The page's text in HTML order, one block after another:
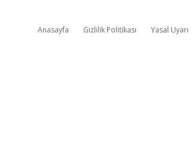
Anasayfa Gizlilik Politikası Yasal Uyarı